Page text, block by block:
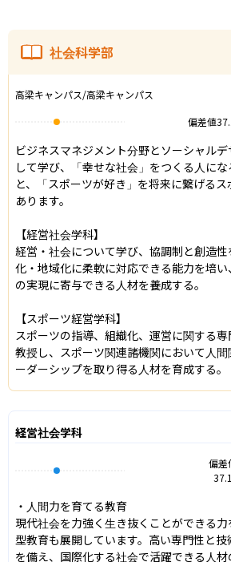
社会科学部
高梁キャンパス/高梁キャンパス
偏差値
ビジネスマネジメント分野とソーシャル
して学び、「幸せな社会」をつくる人に
と、「スポーツが好き」を将来に繋げる
あります。
【経営社会学科】
経営・社会について学び、協調制と創造
化・地域化に柔軟に対応できる能力を培
の実現に寄与できる人材を養成する。
【スポーツ経営学科】
スポーツの指導、組織化、運営に関する
教授し、スポーツ関連諸機関において人間
ーダーシップを取り得る人材を育成する。
経営社会学科
偏差
37.1
・人間力を育てる教育
現代社会を力強く生き抜くことができる
型教育も展開しています。高い専門性と
を備え、国際化する社会で活躍できる人